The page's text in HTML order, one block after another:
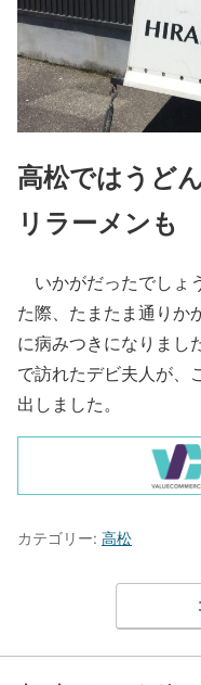
高松ではうど
リラーメンも
いかがだったでしょ
た際、たまたま通りか
に病みつきになりまし
で訪れたデビ夫人が、
出しました。
カテゴリー: 高松